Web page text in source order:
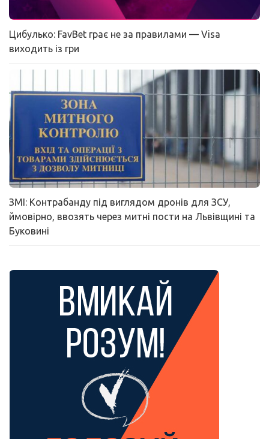
Цибулько: FavBet грає не за правилами — Visa
виходить із гри
ЗМІ: Контрабанду під виглядом дронів для ЗСУ,
ймовірно, ввозять через митні пости на Львівщині та
Буковині